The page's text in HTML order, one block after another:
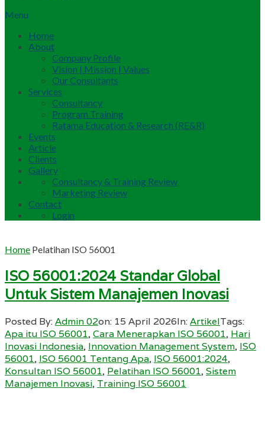
Menu
Home
About
Company Profile
Vision | Mission | Values
Our Consultants
Services
Consultancy
Program Training
Ratama Education & Research (RE&R)
Events
Article
Clients
Gallery
Consultancy & Training Review
Marketing Review
Contact
Login
Home Pelatihan ISO 56001
ISO 56001:2024 Standar Global
Untuk Sistem Manajemen Inovasi
Posted By:Admin 02on: 15 April 2026In:ArtikelTags:
Apa itu ISO 56001,Cara Menerapkan ISO 56001, Hari
Inovasi Indonesia, Innovation Management System, ISO
56001, ISO 56001 Tentang Apa, ISO 56001:2024,
Konsultan ISO 56001, Pelatihan ISO 56001,Sistem
Manajemen Inovasi, Training ISO 56001